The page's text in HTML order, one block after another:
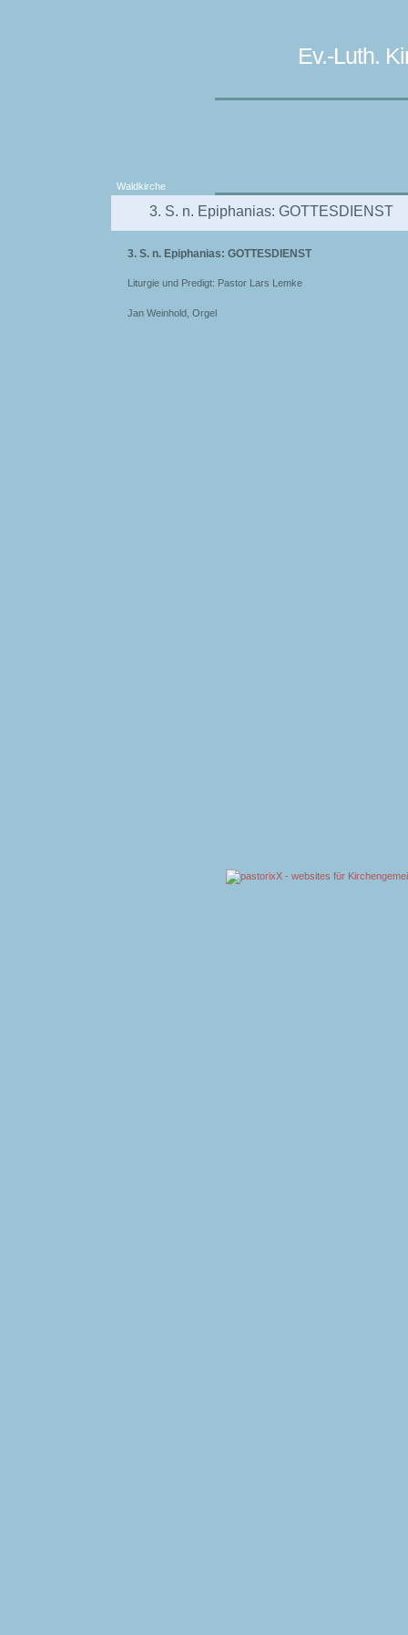
Ev.-Luth.
Waldkirche
3. S. n. Epiphanias: GOTTESDIENST
3. S. n. Epiphanias: GOTTESDIENST
Liturgie und Predigt: Pastor Lars Lemke
Jan Weinhold, Orgel